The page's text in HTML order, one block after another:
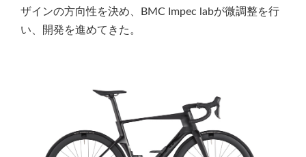
ザインの方向性を決め、BMC Impec labが微調整を行
い、開発を進めてきた。